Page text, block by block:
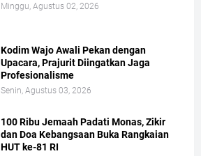
Minggu, Agustus 02, 2026
Kodim Wajo Awali Pekan dengan
Upacara, Prajurit Diingatkan Jaga
Profesionalisme
Senin, Agustus 03, 2026
100 Ribu Jemaah Padati Monas, Zikir
dan Doa Kebangsaan Buka Rangkaian
HUT ke-81 RI